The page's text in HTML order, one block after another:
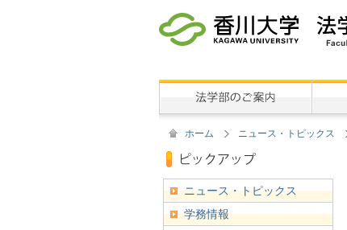
ホーム ニュース・トピックス
ニュース・トピックス
学務情報